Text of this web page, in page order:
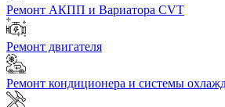
Ремонт АКПП и Вариатора CVT
Ремонт двигателя
Ремонт кондиционера и системы